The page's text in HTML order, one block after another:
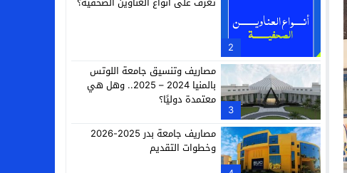
2
3
مصاريف وتنسيق جامعة اللوتس
بالمنيا 2024 – 2025.. وهل هي
معتمدة دوليًا؟
مصاريف جامعة بدر 2025-2026
وخطوات التقديم